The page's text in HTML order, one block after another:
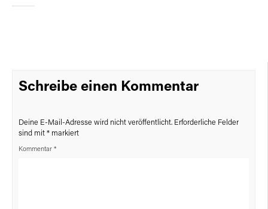
Schreibe einen Kommentar
Deine E-Mail-Adresse wird nicht veröffentlicht. Erforderliche Felder
sind mit * markiert
Kommentar *